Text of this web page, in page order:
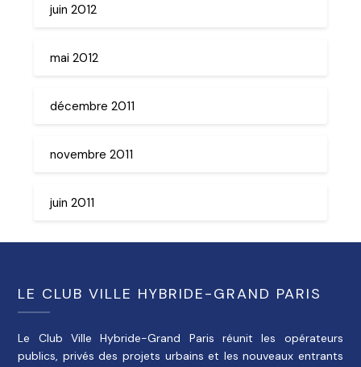
juin 2012
mai 2012
décembre 2011
novembre 2011
juin 2011
LE CLUB VILLE HYBRIDE-GRAND PARIS
Le Club Ville Hybride-Grand Paris réunit les opérateurs
publics, privés des projets urbains et les nouveaux entrants